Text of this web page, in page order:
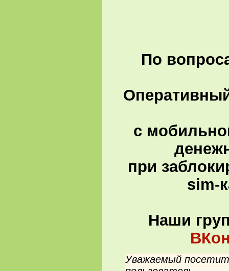
По
с
при
sim-
Наши
Уважаемый